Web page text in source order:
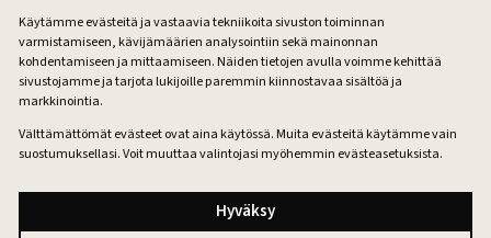
Käytämme evästeitä ja vastaavia tekniikoita sivuston toiminnan
varmistamiseen, kävijämäärien analysointiin sekä mainonnan
kohdentamiseen ja mittaamiseen. Näiden tietojen avulla voimme kehittää
sivustojamme ja tarjota lukijoille paremmin kiinnostavaa sisältöä ja
markkinointia.
Välttämättömät evästeet ovat aina käytössä. Muita evästeitä käytämme vain
suostumuksellasi. Voit muuttaa valintojasi myöhemmin evästeasetuksista.
Hyväksy
Maatilan Pellervo
Facebook
Instagram